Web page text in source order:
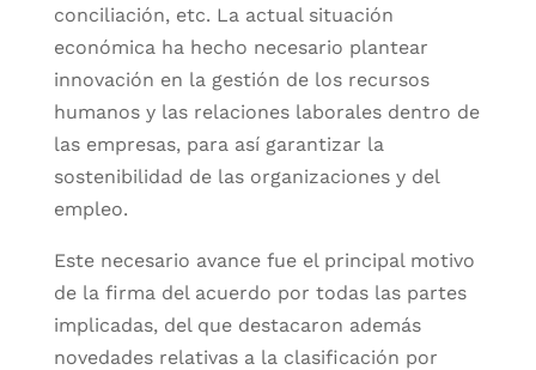
conciliación, etc. La actual situación
económica ha hecho necesario plantear
innovación en la gestión de los recursos
humanos y las relaciones laborales dentro de
las empresas, para así garantizar la
sostenibilidad de las organizaciones y del
empleo.
Este necesario avance fue el principal motivo
de la firma del acuerdo por todas las partes
implicadas, del que destacaron además
novedades relativas a la clasificación por